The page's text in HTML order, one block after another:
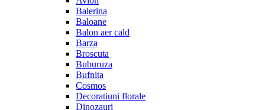
Balerina
Baloane
Balon aer cald
Barza
Broscuta
Buburuza
Bufnita
Cosmos
Decoratiuni florale
Dinozauri